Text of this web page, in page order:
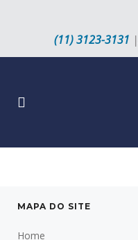
(11) 3123-3131 |
MAPA DO SITE
Home